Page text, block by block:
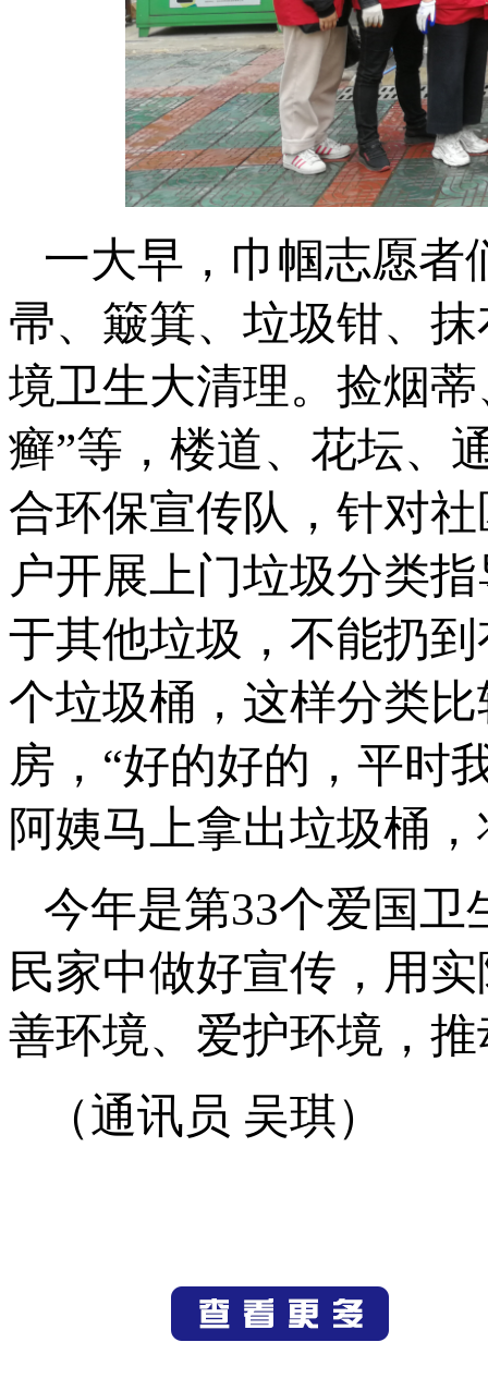
一大早，巾帼志愿者
帚、簸箕、垃圾钳、
境卫生大清理。捡烟
癣”等，楼道、花坛、
合环保宣传队，针对
户开展上门垃圾分类
于其他垃圾，不能扔
个垃圾桶，这样分类
房，“好的好的，平时
阿姨马上拿出垃圾桶
今年是第33个爱国
民家中做好宣传，用
善环境、爱护环境，
（通讯员 吴琪）